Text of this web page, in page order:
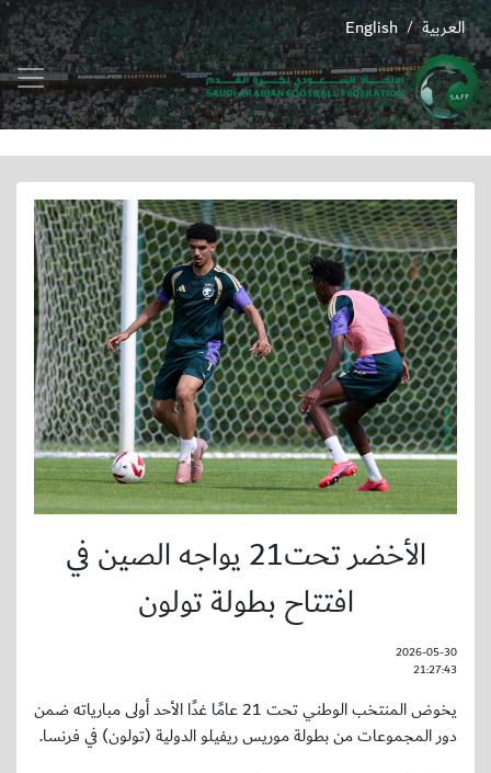
English / العربية
الأخضر تحت21 يواجه الصين في
افتتاح بطولة تولون
2026-05-30
21:27:43
يخوض المنتخب الوطني تحت 21 عامًا غدًا الأحد أولى مبارياته ضمن
دور المجموعات من بطولة موريس ريفيلو الدولية (تولون) في فرنسا.